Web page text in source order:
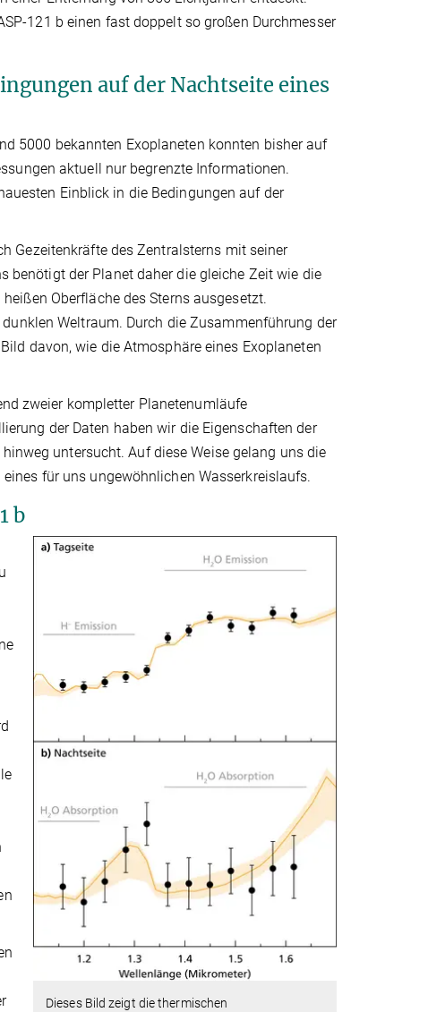
121 b einen fast doppelt so großen Durchmesser
auf der Nachtseite eines
5000 bekannten Exoplaneten konnten bisher auf
aktuell nur begrenzte Informationen.
Einblick in die Bedingungen auf der
Gezeitenkräfte des Zentralsterns mit seiner
benötigt der Planet daher die gleiche Zeit wie die
Oberfläche des Sterns ausgesetzt.
Weltraum. Durch die Zusammenführung der
davon, wie die Atmosphäre eines Exoplaneten
zweier kompletter Planetenumläufe
der Daten haben wir die Eigenschaften der
untersucht. Auf diese Weise gelang uns die
für uns ungewöhnlichen Wasserkreislaufs.
b
Dieses Bild zeigt die thermischen